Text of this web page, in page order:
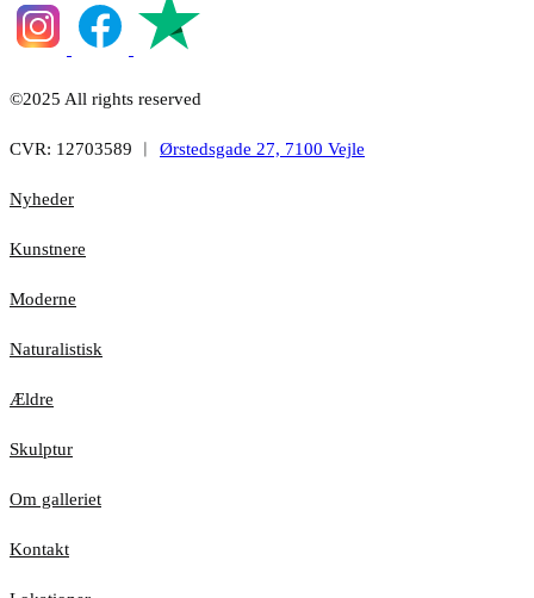
©2025 All rights reserved
CVR: 12703589 ︱ Ørstedsgade 27, 7100 Vejle
Nyheder
Kunstnere
Moderne
Naturalistisk
Ældre
Skulptur
Om galleriet
Kontakt